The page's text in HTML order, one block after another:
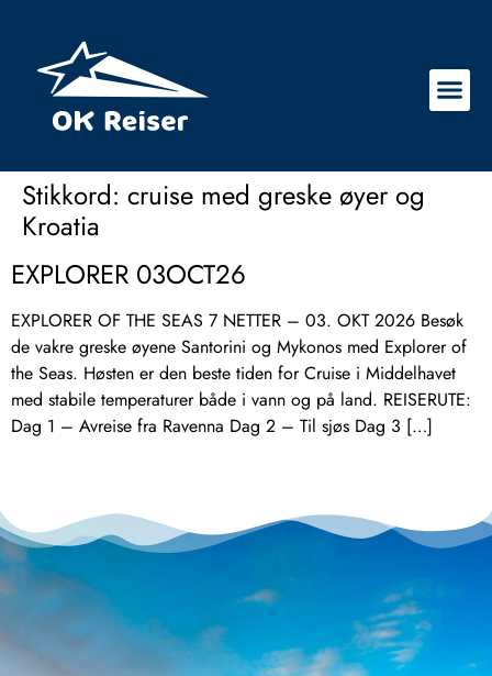
Stikkord: cruise med greske øyer og
Kroatia
EXPLORER 03OCT26
EXPLORER OF THE SEAS 7 NETTER – 03. OKT 2026 Besøk
de vakre greske øyene Santorini og Mykonos med Explorer of
the Seas. Høsten er den beste tiden for Cruise i Middelhavet
med stabile temperaturer både i vann og på land. REISERUTE:
Dag 1 – Avreise fra Ravenna Dag 2 – Til sjøs Dag 3 […]